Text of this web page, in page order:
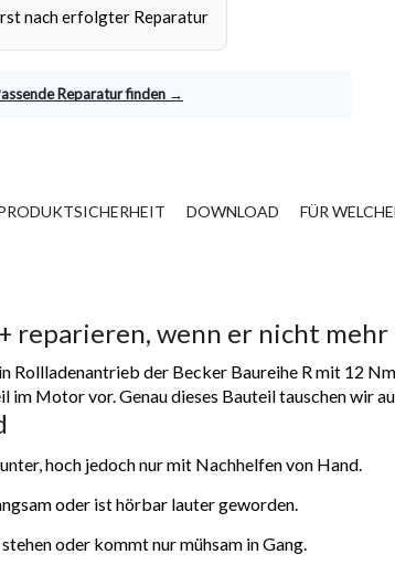
nach erfolgter Reparatur
Reparatur finden →
DOWNLOAD FÜR
reparieren, wenn er nicht
Rollladenantrieb der Becker Baureihe R mit 12
im Motor vor. Genau dieses Bauteil tauschen wir
hoch jedoch nur mit Nachhelfen von Hand.
oder ist hörbar lauter geworden.
oder kommt nur mühsam in Gang.